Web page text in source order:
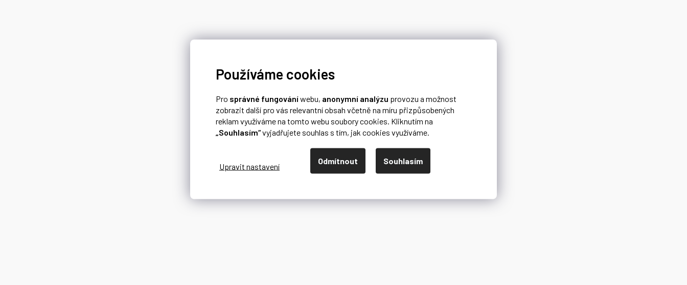
Používáme cookies
Pro správné fungováníwebu, anonymní analýzu provozu a možnost
zobrazit další pro vás relevantní obsah včetně na míru přizpůsobených
reklam využíváme na tomto webu soubory cookies. Kliknutím na
„Souhlasím“vyjadřujete souhlas s tím, jak cookies využíváme.
Odmítnout Souhlasím